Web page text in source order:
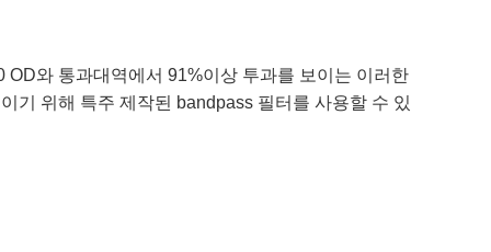
와 통과대역에서 91%이상 투과를 보이는 이러한
기 위해 특주 제작된 bandpass 필터를 사용할 수 있